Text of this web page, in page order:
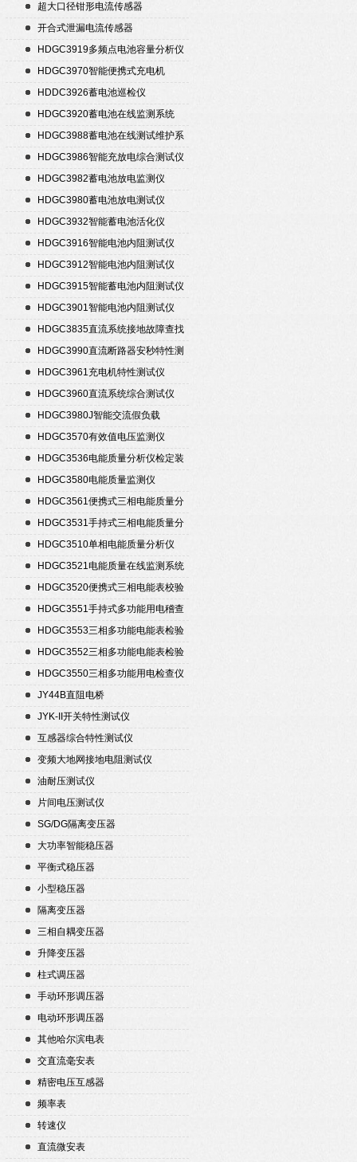
超大口径钳形电流传感器
开合式泄漏电流传感器
HDGC3919多频点电池容量分析仪
HDGC3970智能便携式充电机
HDDC3926蓄电池巡检仪
HDGC3920蓄电池在线监测系统
HDGC3988蓄电池在线测试维护系
统
HDGC3986智能充放电综合测试仪
HDGC3982蓄电池放电监测仪
HDGC3980蓄电池放电测试仪
HDGC3932智能蓄电池活化仪
HDGC3916智能电池内阻测试仪
HDGC3912智能电池内阻测试仪
HDGC3915智能蓄电池内阻测试仪
HDGC3901智能电池内阻测试仪
HDGC3835直流系统接地故障查找
仪
HDGC3990直流断路器安秒特性测
试仪
HDGC3961充电机特性测试仪
HDGC3960直流系统综合测试仪
HDGC3980J智能交流假负载
HDGC3570有效值电压监测仪
HDGC3536电能质量分析仪检定装
置
HDGC3580电能质量监测仪
HDGC3561便携式三相电能质量分
析仪
HDGC3531手持式三相电能质量分
析仪
HDGC3510单相电能质量分析仪
HDGC3521电能质量在线监测系统
HDGC3520便携式三相电能表校验
仪
HDGC3551手持式多功能用电稽查
仪
HDGC3553三相多功能电能表检验
装置
HDGC3552三相多功能电能表检验
装置
HDGC3550三相多功能用电检查仪
JY44B直阻电桥
JYK-II开关特性测试仪
互感器综合特性测试仪
变频大地网接地电阻测试仪
油耐压测试仪
片间电压测试仪
SG/DG隔离变压器
大功率智能稳压器
平衡式稳压器
小型稳压器
隔离变压器
三相自耦变压器
升降变压器
柱式调压器
手动环形调压器
电动环形调压器
其他哈尔滨电表
交直流毫安表
精密电压互感器
频率表
转速仪
直流微安表